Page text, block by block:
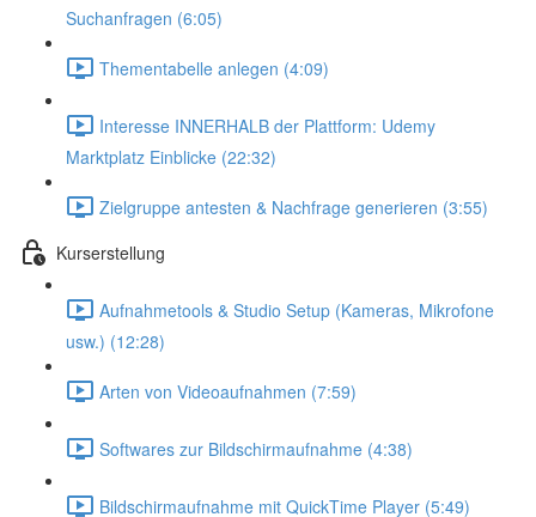
Suchanfragen (6:05)
Thementabelle anlegen (4:09)
Interesse INNERHALB der Plattform: Udemy
Marktplatz Einblicke (22:32)
Zielgruppe antesten & Nachfrage generieren (3:55)
Kurserstellung
Aufnahmetools & Studio Setup (Kameras, Mikrofone
usw.) (12:28)
Arten von Videoaufnahmen (7:59)
Softwares zur Bildschirmaufnahme (4:38)
Bildschirmaufnahme mit QuickTime Player (5:49)